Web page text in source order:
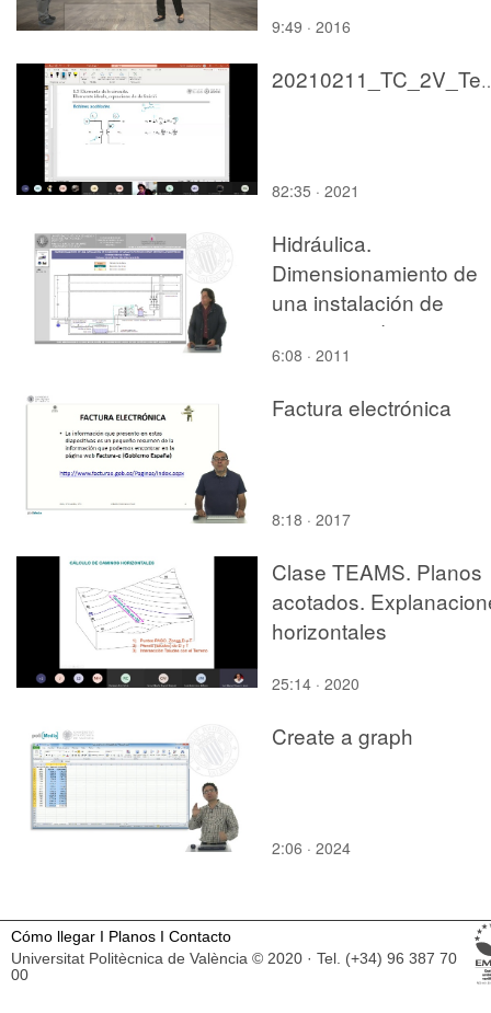
9:49 · 2016
82:35 · 2021
Hidráulica.
Dimensionamiento de
una instalación de
suministro de agua en
edificios desde
6:08 · 2011
Factura electrónica
8:18 · 2017
Clase TEAMS. Planos
acotados.
horizontales
25:14 · 2020
Create a graph
2:06 · 2024
Cómo llegar I Planos I Contacto
Universitat Politècnica de València © 2020 · Tel. (+34) 96 387 70
00